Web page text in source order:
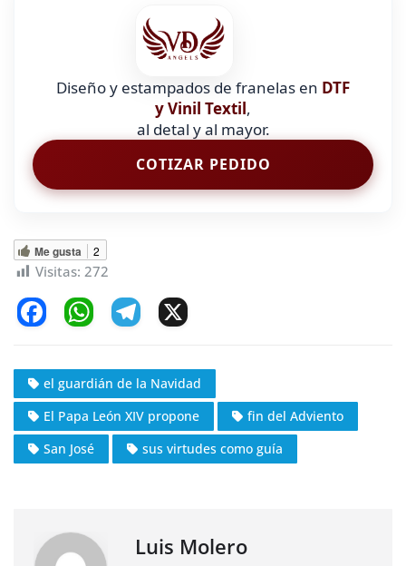
Diseño y estampados de franelas en DTF
y Vinil Textil,
al detal y al mayor.
COTIZAR PEDIDO
Me gusta 2
Visitas: 272
c
e
b
o
W
at
s
A
p
e
gr
a
m
el guardián de la Navidad
El Papa León XIV propone
fin del Adviento
San José
sus virtudes como guía
Luis Molero